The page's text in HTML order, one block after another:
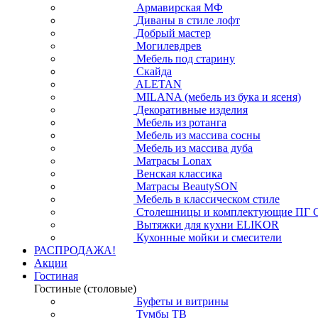
Армавирская МФ
Диваны в стиле лофт
Добрый мастер
Могилевдрев
Мебель под старину
Скайда
ALETAN
MILANA (мебель из бука и ясеня)
Декоративные изделия
Мебель из ротанга
Мебель из массива сосны
Мебель из массива дуба
Матрасы Lonax
Венская классика
Матрасы BeautySON
Мебель в классическом стиле
Столешницы и комплектующие ПГ
Вытяжки для кухни ELIKOR
Кухонные мойки и смесители
РАСПРОДАЖА!
Акции
Гостиная
Гостиные (столовые)
Буфеты и витрины
Тумбы ТВ